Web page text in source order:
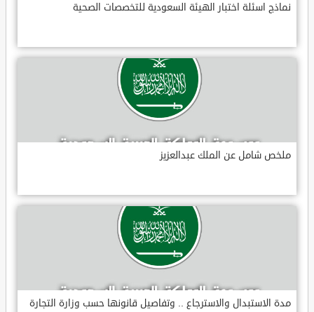
نماذج اسئلة اختبار الهيئة السعودية للتخصصات الصحية
ملخص شامل عن الملك عبدالعزيز
مدة الاستبدال والاسترجاع .. وتفاصيل قانونها حسب وزارة التجارة